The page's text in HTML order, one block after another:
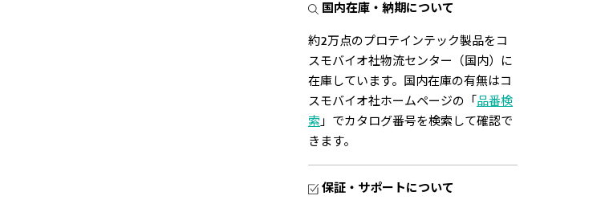
国内在庫・納期について
約2万点のプロテインテック製品をコ
スモバイオ社物流センター（国内）に
在庫しています。国内在庫の有無はコ
スモバイオ社ホームページの「 品番検
索 」でカタログ番号を検索して確認で
きます。
保証・サポートについて